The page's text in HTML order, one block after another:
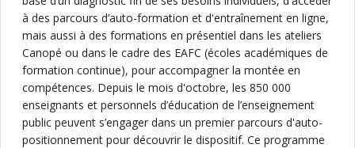
à des parcours d’auto-formation et d'entraînement en ligne,
mais aussi à des formations en présentiel dans les ateliers
Canopé ou dans le cadre des EAFC (écoles académiques de
formation continue), pour accompagner la montée en
compétences. Depuis le mois d'octobre, les 850 000
enseignants et personnels d’éducation de l’enseignement
public peuvent s’engager dans un premier parcours d'auto-
positionnement pour découvrir le dispositif. Ce programme